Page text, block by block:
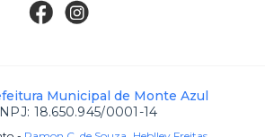
Municipal de Monte Azul
18.650.945/0001-14